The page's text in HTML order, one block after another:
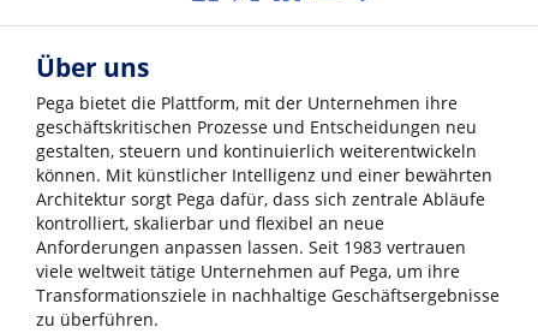
Über uns
Pega bietet die Plattform, mit der Unternehmen ihre
geschäftskritischen Prozesse und Entscheidungen neu
gestalten, steuern und kontinuierlich weiterentwickeln
können. Mit künstlicher Intelligenz und einer bewährten
Architektur sorgt Pega dafür, dass sich zentrale Abläufe
kontrolliert, skalierbar und flexibel an neue
Anforderungen anpassen lassen. Seit 1983 vertrauen
viele weltweit tätige Unternehmen auf Pega, um ihre
Transformationsziele in nachhaltige Geschäftsergebnisse
zu überführen.